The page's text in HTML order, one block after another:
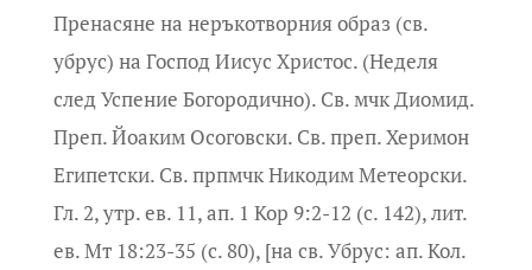
Пренасяне на неръкотворния образ (св.
убрус) на Господ Иисус Христос. (Неделя
след Успение Богородично). Св. мчк Диомид.
Преп. Йоаким Осоговски. Св. преп. Херимон
Египетски. Св. прпмчк Никодим Метеорски.
Гл. 2, утр. ев. 11, ап. 1 Кор 9:2-12 (с. 142), лит.
ев. Мт 18:23-35 (с. 80), [на св. Убрус: ап. Кол.